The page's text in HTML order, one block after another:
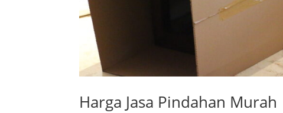
Harga Jasa Pindahan Murah